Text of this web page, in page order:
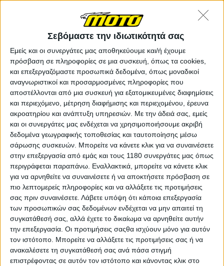
Σεβόμαστε την ιδιωτικότητά σας
Εμείς και οι συνεργάτες μας αποθηκεύουμε και/ή έχουμε
πρόσβαση σε πληροφορίες σε μια συσκευή, όπως τα cookies,
και επεξεργαζόμαστε προσωπικά δεδομένα, όπως μοναδικοί
αναγνωριστικοί και προσαρμοσμένες πληροφορίες που
αποστέλλονται από μια συσκευή για εξατομικευμένες διαφημίσεις
και περιεχόμενο, μέτρηση διαφήμισης και περιεχομένου, έρευνα
ακροατηρίου και ανάπτυξη υπηρεσιών. Με την άδειά σας, εμείς
και οι συνεργάτες μας ενδέχεται να χρησιμοποιήσουμε ακριβή
δεδομένα γεωγραφικής τοποθεσίας και ταυτοποίησης μέσω
σάρωσης συσκευών. Μπορείτε να κάνετε κλικ για να συναινέσετε
στην επεξεργασία από εμάς και τους 1180 συνεργάτες μας όπως
περιγράφεται παραπάνω. Εναλλακτικά, μπορείτε να κάνετε κλικ
για να αρνηθείτε να συναινέσετε ή να αποκτήσετε πρόσβαση σε
πιο λεπτομερείς πληροφορίες και να αλλάξετε τις προτιμήσεις
σας πριν συναινέσετε. Λάβετε υπόψη ότι κάποια επεξεργασία
των προσωπικών σας δεδομένων ενδέχεται να μην απαιτεί τη
συγκατάθεσή σας, αλλά έχετε το δικαίωμα να αρνηθείτε αυτήν
την επεξεργασία. Οι προτιμήσεις σαςθα ισχύουν μόνο για αυτόν
τον ιστότοπο. Μπορείτε να αλλάξετε τις προτιμήσεις σας ή να
ανακαλέσετε τη συγκατάθεσή σας ανά πάσα στιγμή
επιστρέφοντας σε αυτόν τον ιστότοπο και κάνοντας κλικ στο
ΕπετειακέςεκδόσειςGSX-R 40th Anniversary
Όλες οι επετειακές GSX-R που παρουσιάστηκαν
διατηρούν τον χαρακτήρα που τις έχει κάνει αγαπητές
σε πολλές γενιές αναβατών, με γραφικά, λογότυπα και
χρωματισμούς που παραπέμπουν σε εμβληματικές
στιγμές της ιστορίας τους. Πρόκειται για μια
ολοκληρωμένη γκάμα supersport που έχει
αναβαθμίσει τα ηλεκτρονικά βοηθήματα της,
προσφέροντας μια πιο σύγχρονη εμπειρία.